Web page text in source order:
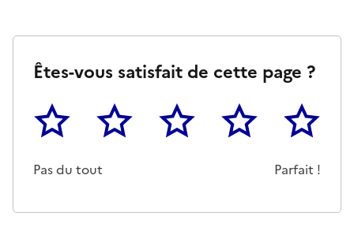
Êtes-vous satisfait de cette page ?
1
Pas du tout
2 3 4 5
Parfait !